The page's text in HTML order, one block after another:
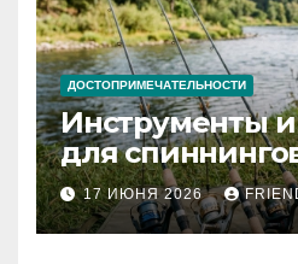
ДОСТОПРИМЕЧАТЕЛЬНОСТИ
Инструменты и
для
рыбалки:
типы
17 ИЮНЯ 2026